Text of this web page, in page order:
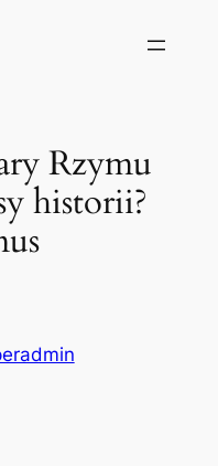
Rzymu
historii?